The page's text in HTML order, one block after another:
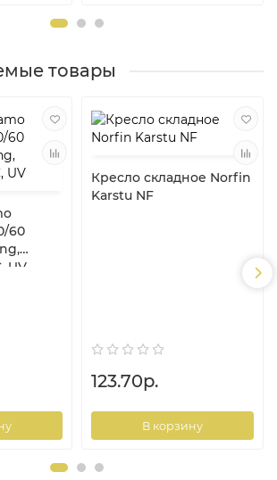
товары
60
UV
Кресло складное Norfin
Karstu NF
123.70р.
В корзину